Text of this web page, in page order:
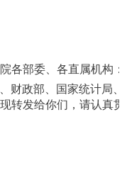
各部委、各直属机构
财政部、国家统计
转发给你们，请认真